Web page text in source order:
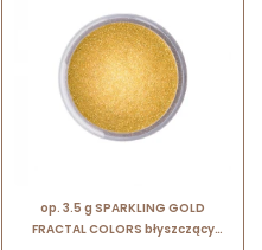
op. 3.5 g SPARKLING GOLD
FRACTAL COLORS błyszczący